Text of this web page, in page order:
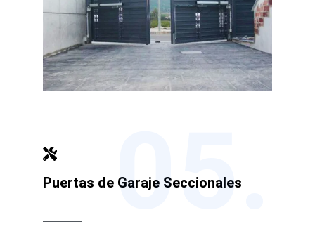
Puertas de Garaje Seccionales
05.